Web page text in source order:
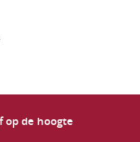
op de hoogte